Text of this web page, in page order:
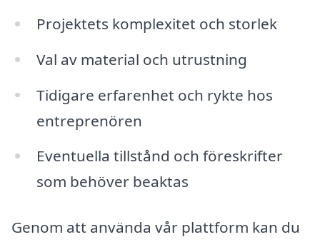
Projektets komplexitet och storlek
Val av material och utrustning
Tidigare erfarenhet och rykte hos
entreprenören
Eventuella tillstånd och föreskrifter
som behöver beaktas
Genom att använda vår plattform kan du